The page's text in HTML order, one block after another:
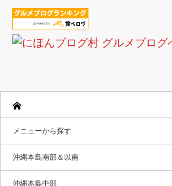
メニューから探す
沖縄本島南部＆以南
沖縄本島中部